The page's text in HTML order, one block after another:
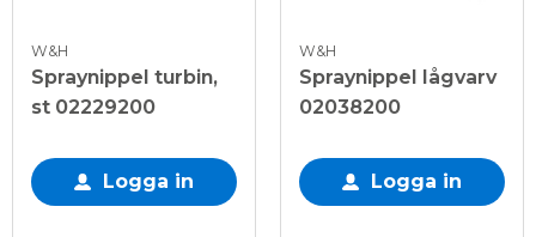
W&H
Spraynippel turbin,
st 02229200
Logga in
W&H
Spraynippel lågvarv
02038200
Logga in